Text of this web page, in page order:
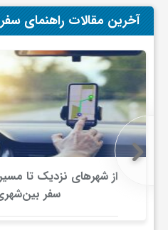
آخرین مقالات راهنمای سفر
طولانی؛ راهنمای